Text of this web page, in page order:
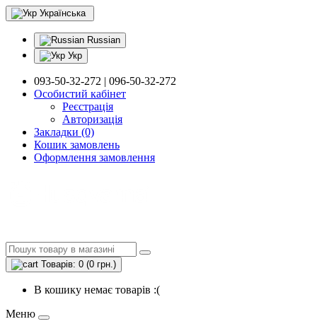
Українська
Russian
Укр
093-50-32-272 | 096-50-32-272
Особистий кабінет
Реєстрація
Авторизація
Закладки (0)
Кошик замовлень
Оформлення замовлення
Товарів: 0 (0 грн.)
В кошику немає товарів :(
Меню